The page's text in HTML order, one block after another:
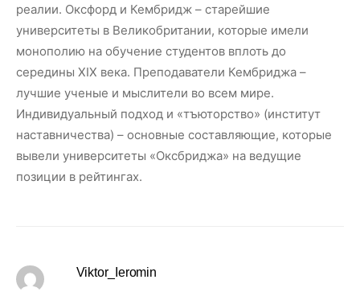
реалии. Оксфорд и Кембридж – старейшие
университеты в Великобритании, которые имели
монополию на обучение студентов вплоть до
середины XIX века. Преподаватели Кембриджа –
лучшие ученые и мыслители во всем мире.
Индивидуальный подход и «тъюторство» (институт
наставничества) – основные составляющие, которые
вывели университеты «Оксбриджа» на ведущие
позиции в рейтингах.
Viktor_Ieromin